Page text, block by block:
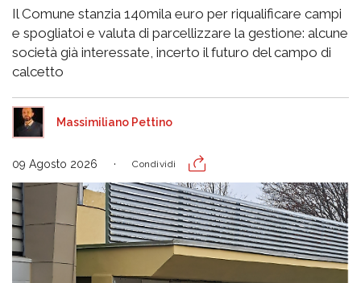
Il Comune stanzia 140mila euro per riqualificare campi
e spogliatoi e valuta di parcellizzare la gestione: alcune
società già interessate, incerto il futuro del campo di
calcetto
Massimiliano Pettino
09 Agosto 2026 Condividi